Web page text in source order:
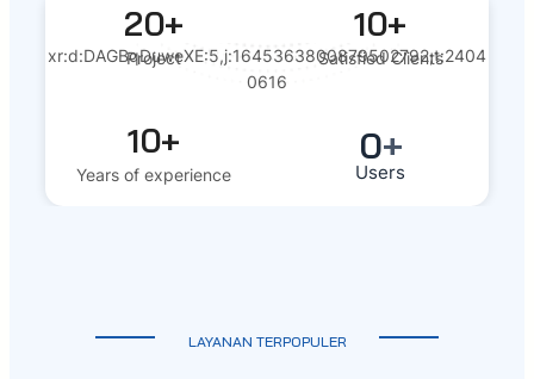
xr:d:DAGBqDuweXE:5,j:1645363800879502792,t:2404
0616
20+
Project
10+
Satisfied Clients
10+
Years of experience
0+
Users
LAYANAN TERPOPULER